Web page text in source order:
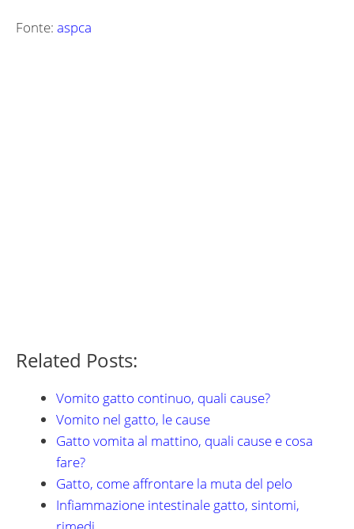
Fonte: aspca
Related Posts:
Vomito gatto continuo, quali cause?
Vomito nel gatto, le cause
Gatto vomita al mattino, quali cause e cosa
fare?
Gatto, come affrontare la muta del pelo
Infiammazione intestinale gatto, sintomi,